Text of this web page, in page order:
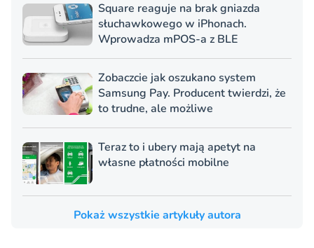
Square reaguje na brak gniazda
słuchawkowego w iPhonach.
Wprowadza mPOS-a z BLE
Zobaczcie jak oszukano system
Samsung Pay. Producent twierdzi, że
to trudne, ale możliwe
Teraz to i ubery mają apetyt na
własne płatności mobilne
Pokaż wszystkie artykuły autora